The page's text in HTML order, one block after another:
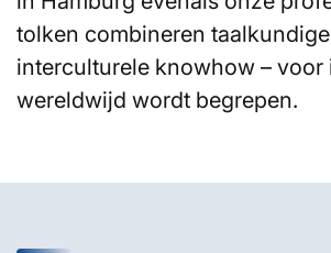
tolken combineren
interculturele knowhow – voor
wereldwijd wordt begrepen.